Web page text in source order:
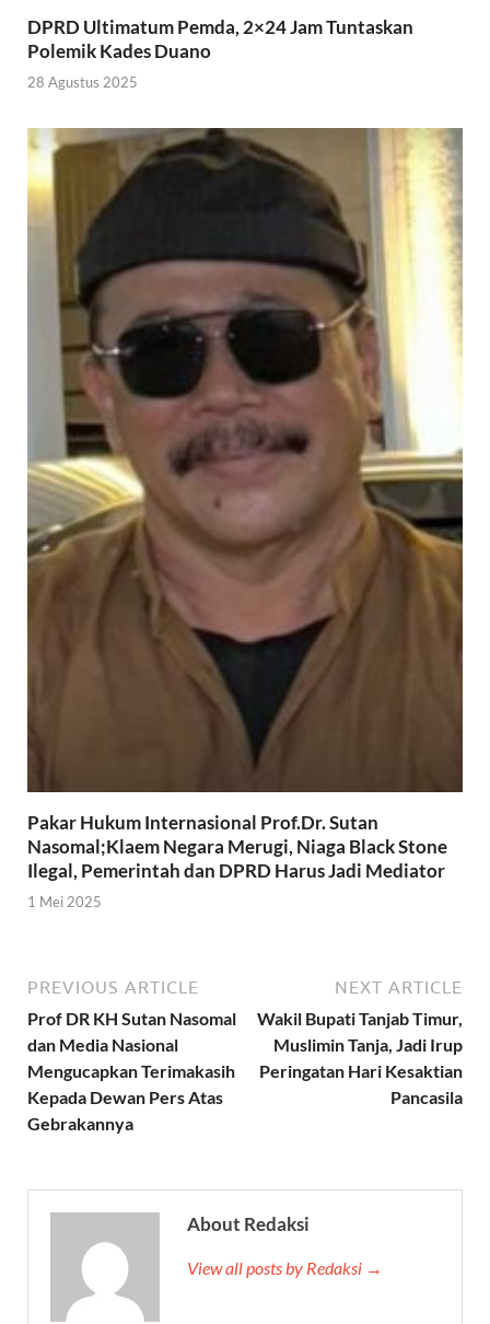
DPRD Ultimatum Pemda, 2×24 Jam Tuntaskan
Polemik Kades Duano
28 Agustus 2025
Pakar Hukum Internasional Prof.Dr. Sutan
Nasomal;Klaem Negara Merugi, Niaga Black Stone
Ilegal, Pemerintah dan DPRD Harus Jadi Mediator
1 Mei 2025
PREVIOUS ARTICLE
Prof DR KH Sutan Nasomal
dan Media Nasional
Mengucapkan Terimakasih
Kepada Dewan Pers Atas
Gebrakannya
NEXT ARTICLE
Wakil Bupati Tanjab Timur,
Muslimin Tanja, Jadi Irup
Peringatan Hari Kesaktian
Pancasila
About Redaksi
View all posts by Redaksi →